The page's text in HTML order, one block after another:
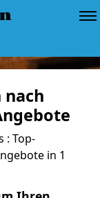
nach
: Top-
in 1